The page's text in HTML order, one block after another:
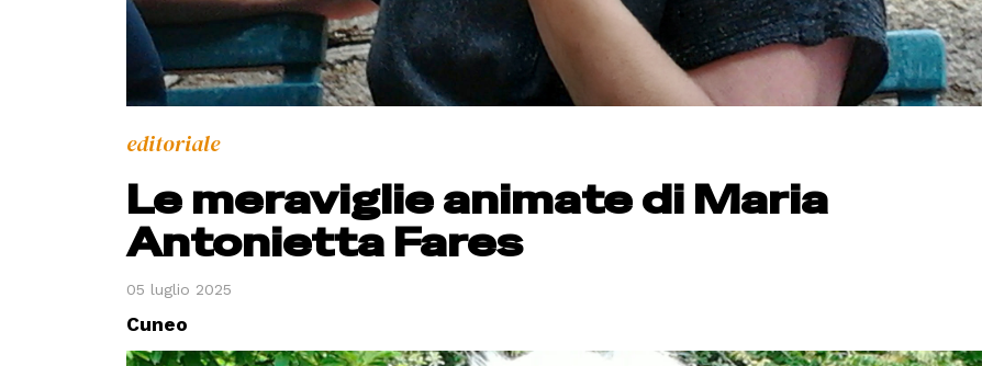
editoriale
Le meraviglie animate di Maria
Antonietta Fares
05 luglio 2025
Cuneo